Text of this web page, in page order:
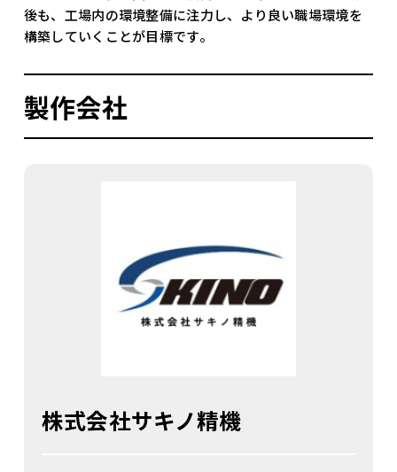
後も、工場内の環境整備に注力し、より良い職場環境を
構築していくことが目標です。
製作会社
株式会社サキノ精機